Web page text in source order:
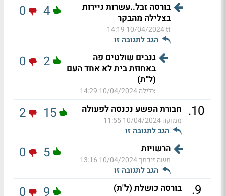
בורסה זבל..עשרות ניירות
בצלילה מהבקר
tt
10/04/2024 14:19
הגב לתגובה זו
4
0
גנבים שולטים פה
באחוזת בית לא אחד העם
(ל"ת)
צלילה10/04/2024 14:29
2
0
10
. חבורת הפשע נכנסה לפעולה
ממוקה10/04/2024 11:55
הגב לתגובה זו
15
2
הרשויות
משה זיכמך10/04/2024 13:16
הגב לתגובה זו
5
0
9
. בורסה כושלת (ל"ת) 9
0